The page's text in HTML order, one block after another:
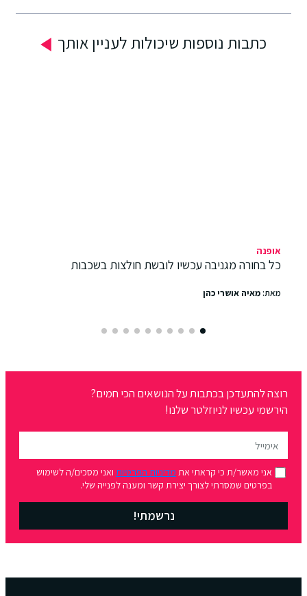
כתבות נוספות שיכולות לעניין אותך
אופנה
כל בחורה מגניבה עכשיו לובשת חולצות בשכבות
מאת:מאיה אושרי כהן
רוצה להתעדכן בכתבות על הנושאים הכי חמים?
הירשמי עכשיו לניוזלטר שלנו!
אני מאשר/ת כי קראתי אתמדיניות הפרטיותואני מסכים/ה לשימוש
בפרטים שמסרתי לצורך יצירת קשר ומענה לפנייה שלי.
נרשמתי!